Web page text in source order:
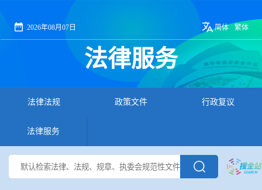
法律服务
2026年08月07日 简体 繁体
法律法规 政策文件 行政复议
法律服务